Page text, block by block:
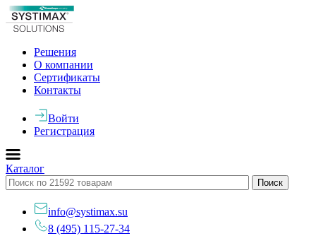
Решения
О компании
Сертификаты
Контакты
Войти
Регистрация
Каталог
info@systimax.su
8 (495) 115-27-34